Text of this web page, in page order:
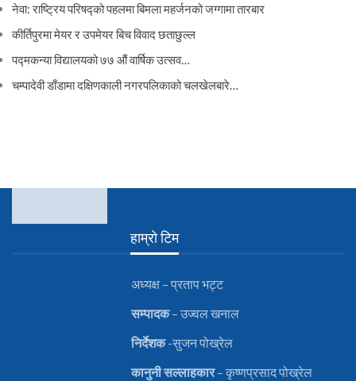
नेवा: राष्ट्रिय परिषद्को पहलमा बिमला महर्जनको जग्गामा तारबार
कीर्तिपुरमा मेयर र उपमेयर बिच विवाद छताछुल्ल
पद्मकन्या विद्यालयको ७७ औं ‌‌वार्षिक ‌उत्सव…
चम्पादेवी डाँडामा दक्षिणकाली नगरपलिकाको चलखेलबारे…
हाम्रो टिम
अध्यक्ष – प्रताप भट्ट
सम्पादक– उज्वल खनाल
निर्देशक-सुजन पोख्रेल
कानुनीसल्लाहकार– कृष्णप्रसाद पोख्रेल